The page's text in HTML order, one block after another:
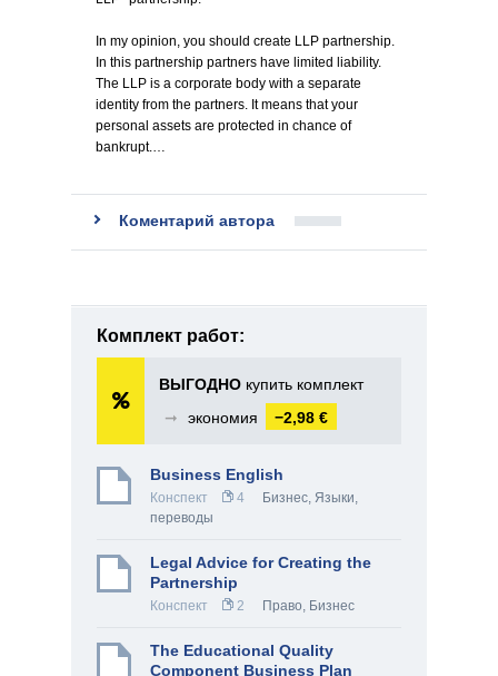
In my opinion, you should create LLP partnership.
In this partnership partners have limited liability.
The LLP is a corporate body with a separate
identity from the partners. It means that your
personal assets are protected in chance of
bankrupt.…
Коментарий автора
Комплект работ:
ВЫГОДНО купить комплект
➞
экономия −2,98 €
Business English
Конспект 4 Бизнес, Языки,
переводы
Legal Advice for Creating the
Partnership
Конспект 2 Право, Бизнес
The Educational Quality
Component Business Plan